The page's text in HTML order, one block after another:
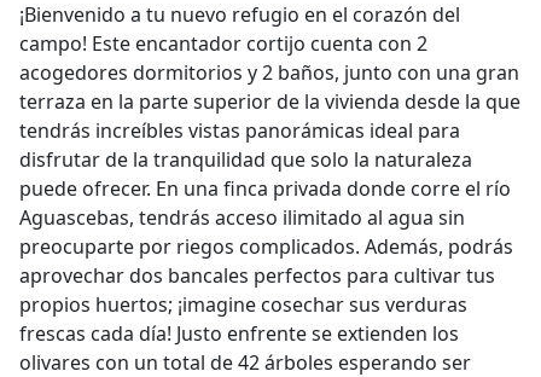
¡Bienvenido a tu nuevo refugio en el corazón del
campo! Este encantador cortijo cuenta con 2
acogedores dormitorios y 2 baños, junto con una gran
terraza en la parte superior de la vivienda desde la que
tendrás increíbles vistas panorámicas ideal para
disfrutar de la tranquilidad que solo la naturaleza
puede ofrecer. En una finca privada donde corre el río
Aguascebas, tendrás acceso ilimitado al agua sin
preocuparte por riegos complicados. Además, podrás
aprovechar dos bancales perfectos para cultivar tus
propios huertos; ¡imagine cosechar sus verduras
frescas cada día! Justo enfrente se extienden los
olivares con un total de 42 árboles esperando ser